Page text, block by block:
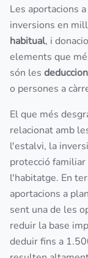
Les aportacions a
inversions en
habitual, i
elements que
són les
o persones a
El que més
relacionat amb
l'estalvi, la
protecció
l'habitatge. En
aportacions a
sent una de les
reduir la base
deduir fins a